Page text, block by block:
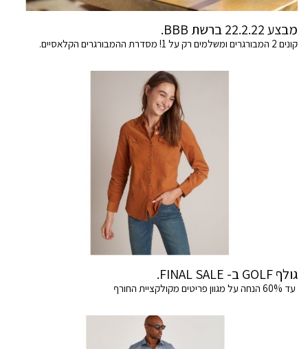
מבצע 22.2.22 ברשת BBB.
קונים 2 המבורגרים ומשלמים רק על 1! מסדרת ההמבורגרים הקלאסיים.
גולף GOLF ב- FINAL SALE.
עד 60% הנחה על מגוון פריטים מקולקציית החורף